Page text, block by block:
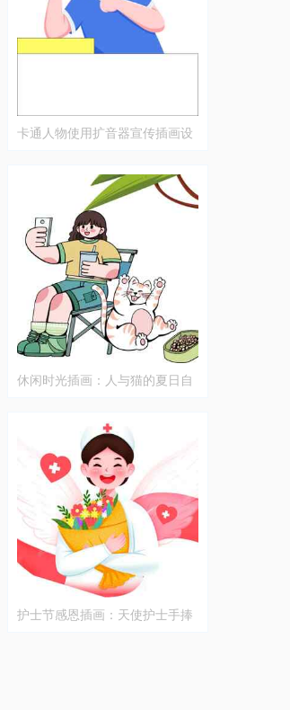
卡通人物使用扩音器宣传插画设
休闲时光插画：人与猫的夏日自
护士节感恩插画：天使护士手捧